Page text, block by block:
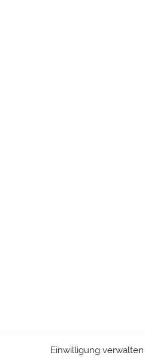
Einwilligung verwalten